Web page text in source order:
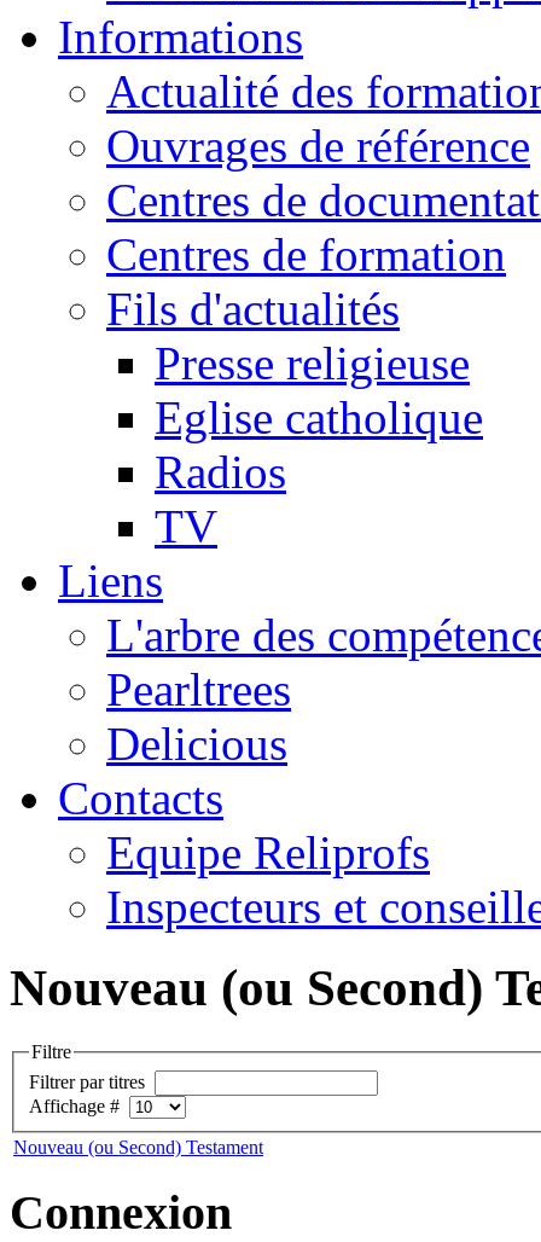
Informations
Actualité des
Ouvrages de référence
Centres de
Centres de formation
Fils d'actualités
Presse religieuse
Eglise catholique
Radios
TV
Liens
L'arbre des
Pearltrees
Delicious
Contacts
Equipe Reliprofs
Inspecteurs et
Nouveau (ou Second)
Filtre
Filtrer par titres
Affichage #
Nouveau (ou Second) Testament
Connexion